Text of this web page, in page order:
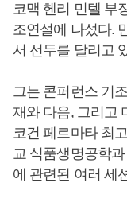
코맥 헨리 민텔 부
조연설에 나섰다.
서 선두를 달리고
그는 콘퍼런스 기
재와 다음, 그리고
코건 페르마타 최
교 식품생명공학
에 관련된 여러 세